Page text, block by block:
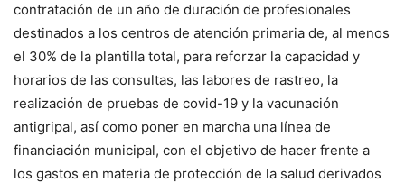
contratación de un año de duración de profesionales
destinados a los centros de atención primaria de, al menos
el 30% de la plantilla total, para reforzar la capacidad y
horarios de las consultas, las labores de rastreo, la
realización de pruebas de covid-19 y la vacunación
antigripal, así como poner en marcha una línea de
financiación municipal, con el objetivo de hacer frente a
los gastos en materia de protección de la salud derivados